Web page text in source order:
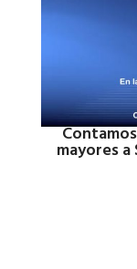
mayores
Click to